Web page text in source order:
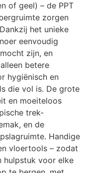
of geel) – de PPT
zorgen
het unieke
eenvoudig
zijn, en
betere
hygiënisch en
die vol is. De grote
en moeiteloos
trek-
en de
Handige
vloertools – zodat
hulpstuk voor elke